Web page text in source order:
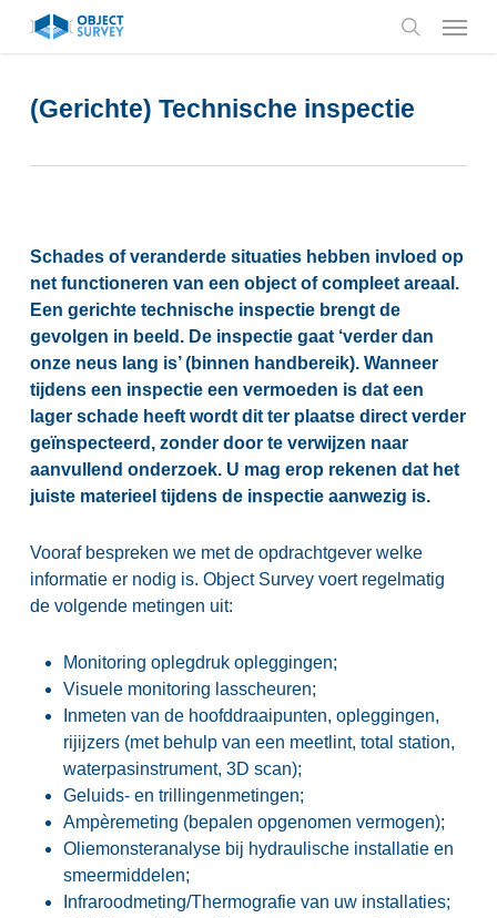
Menu
(Gerichte) Technische inspectie
Schades of veranderde situaties hebben invloed op
net functioneren van een object of compleet areaal.
Een gerichte technische inspectie brengt de
gevolgen in beeld. De inspectie gaat ‘verder dan
onze neus lang is’ (binnen handbereik). Wanneer
tijdens een inspectie een vermoeden is dat een
lager schade heeft wordt dit ter plaatse direct verder
geïnspecteerd, zonder door te verwijzen naar
aanvullend onderzoek. U mag erop rekenen dat het
juiste materieel tijdens de inspectie aanwezig is.
Vooraf bespreken we met de opdrachtgever welke
informatie er nodig is. Object Survey voert regelmatig
de volgende metingen uit:
Monitoring oplegdruk opleggingen;
Visuele monitoring lasscheuren;
Inmeten van de hoofddraaipunten, opleggingen,
rijijzers (met behulp van een meetlint, total station,
waterpasinstrument, 3D scan);
Geluids- en trillingenmetingen;
Ampèremeting (bepalen opgenomen vermogen);
Oliemonsteranalyse bij hydraulische installatie en
smeermiddelen;
Infraroodmeting/Thermografie van uw installaties;